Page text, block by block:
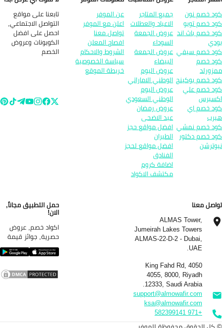
خصم نون
خصم تويو
خصم باث اند
خصم سيفي
خصم
خصم بوكينج
خصم علي
خصم اي
خصم نمشي
خصم دكتور
جميع المتاجر
الاعياد والعطلات
عروض الجمعة
السوداء
عروض الجمعة
البيضاء
عروض اليوم
الوطني الاماراتي
عروض اليوم
الوطني السعودي
عروض رمضان
عيد الاضحى
افضل مواقع حجز
الطيران
افضل مواقع لحجز
الفنادق
اضافة كروم
مكتشف الاكواد
عن الموفر
اعلن مع الموفر
تواصل معنا
افصاح المعلن
الشروط والاحكام
سياسة الخصوصية
خريطة الموقع
تابعنا على مواقع
التواصل الاجتماعي,
احصل على افضل
الكوبونات وعروض
الخصم
معنا
ALMAS Tower,
Jumeirah Lakes Towers
ALMAS-22-D-2 - Dubai,
UAE.
4050 King Fahd Rd,
4055, 8000, Riyadh
12333, Saudi Arabia.
support@almowafir.com
ksa@almowafir.com
حمل التطبيق مجاناً,
الان!
اكواد خصم, عروض
حصرية, جوائز قيمة